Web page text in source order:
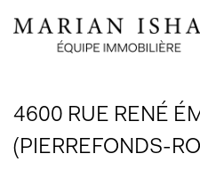
4600 RUE RENÉ
(PIERREFONDS-